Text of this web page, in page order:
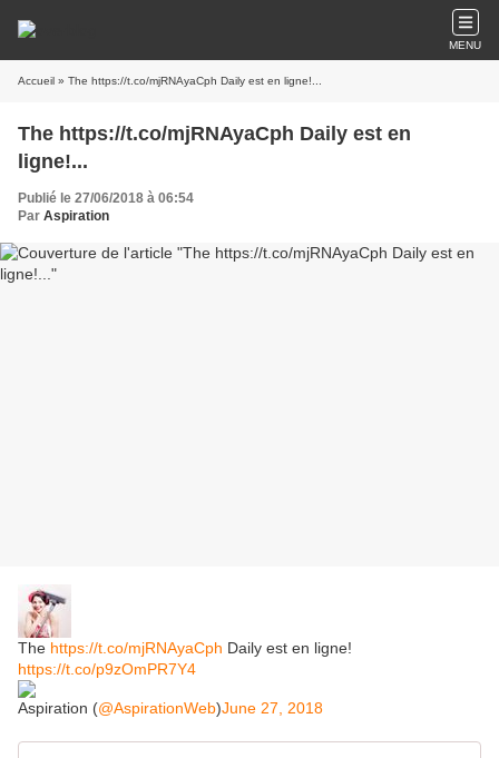
MENU
Accueil » The https://t.co/mjRNAyaCph Daily est en ligne!...
The https://t.co/mjRNAyaCph Daily est en
ligne!...
Publié le 27/06/2018 à 06:54
Par Aspiration
The https://t.co/mjRNAyaCph Daily est en ligne!
https://t.co/p9zOmPR7Y4
Aspiration (@AspirationWeb)June 27, 2018